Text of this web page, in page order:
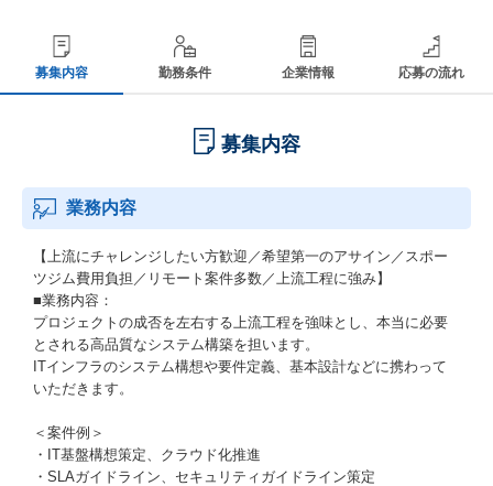
募集内容 勤務条件 企業情報 応募の流れ
募集内容
業務内容
【上流にチャレンジしたい方歓迎／希望第一のアサイン／スポー
ツジム費用負担／リモート案件多数／上流工程に強み】
■業務内容：
プロジェクトの成否を左右する上流工程を強味とし、本当に必要
とされる高品質なシステム構築を担います。
ITインフラのシステム構想や要件定義、基本設計などに携わって
いただきます。
＜案件例＞
・IT基盤構想策定、クラウド化推進
・SLAガイドライン、セキュリティガイドライン策定